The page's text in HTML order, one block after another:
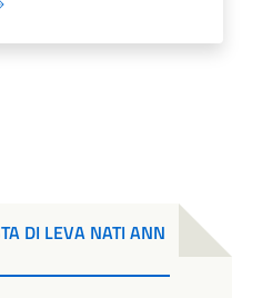
DI LEVA NATI ANN